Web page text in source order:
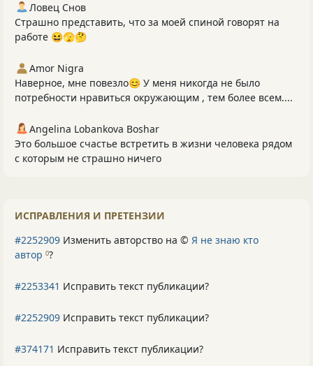
Ловец Снов
Страшно представить, что за моей спиной говорят на
работе 😆🫣🤔
Amor Nigra
Наверное, мне повезло😊 У меня никогда не было
потребности нравиться окружающим , тем более всем....
Angelina Lobankova Boshar
Это большое счастье встретить в жизни человека рядом
с которым не страшно ничего
ИСПРАВЛЕНИЯ И ПРЕТЕНЗИИ
#2252909 Изменить авторство на © Я не знаю кто
автор 0?
#2253341 Исправить текст публикации?
#2252909 Исправить текст публикации?
#374171 Исправить текст публикации?